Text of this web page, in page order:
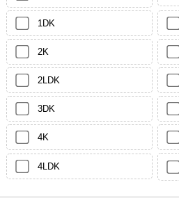
1DK
2K
2LDK
3DK
4K
4LDK